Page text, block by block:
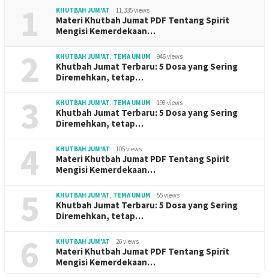
1 KHUTBAH JUM'AT 11,335 views
Materi Khutbah Jumat PDF Tentang Spirit
Mengisi Kemerdekaan…
2 KHUTBAH JUM'AT, TEMA UMUM 946 views
Khutbah Jumat Terbaru: 5 Dosa yang Sering
Diremehkan, tetap…
3 KHUTBAH JUM'AT, TEMA UMUM 198 views
Khutbah Jumat Terbaru: 5 Dosa yang Sering
Diremehkan, tetap…
4 KHUTBAH JUM'AT 105 views
Materi Khutbah Jumat PDF Tentang Spirit
Mengisi Kemerdekaan…
5 KHUTBAH JUM'AT, TEMA UMUM 55 views
Khutbah Jumat Terbaru: 5 Dosa yang Sering
Diremehkan, tetap…
6 KHUTBAH JUM'AT 26 views
Materi Khutbah Jumat PDF Tentang Spirit
Mengisi Kemerdekaan…